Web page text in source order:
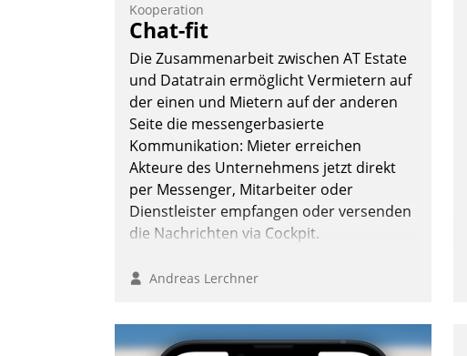
Kooperation
Chat-fit
Die Zusammenarbeit zwischen AT Estate
und Datatrain ermöglicht Vermietern auf
der einen und Mietern auf der anderen
Seite die messengerbasierte
Kommunikation: Mieter erreichen
Akteure des Unternehmens jetzt direkt
per Messenger, Mitarbeiter oder
Dienstleister empfangen oder versenden
die Nachrichten via Cockpit.
Andreas Lerchner